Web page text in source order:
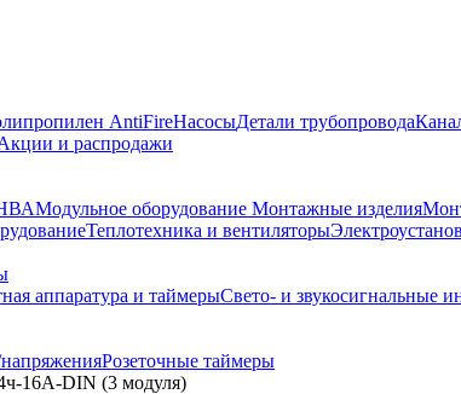
AntiFireНасосыДетали трубопровода
и распродажи
Модульное оборудование Монтажные изделия
Теплотехника и вентиляторы
аппаратура и таймерыСвето- и звукосигнальные
Розеточные таймеры
16А-DIN (3 модуля)